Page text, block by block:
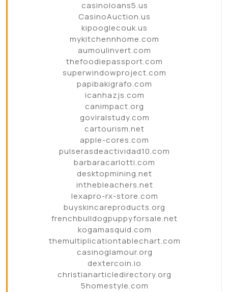
casinoloans5.us
CasinoAuction.us
kipooglecouk.us
mykitchennhome.com
aumoulinvert.com
thefoodiepassport.com
superwindowproject.com
papibakigrafo.com
icanhazjs.com
canimpact.org
goviralstudy.com
cartourism.net
apple-cores.com
pulserasdeactividad10.com
barbaracarlotti.com
desktopmining.net
inthebleachers.net
lexapro-rx-store.com
buyskincareproducts.org
frenchbulldogpuppyforsale.net
kogamasquid.com
themultiplicationtablechart.com
casinoglamour.org
dextercoin.io
christianarticledirectory.org
5homestyle.com